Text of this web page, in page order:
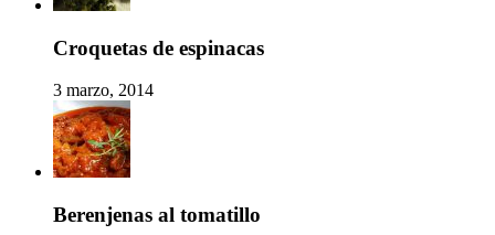
Croquetas de espinacas
3 marzo, 2014
Berenjenas al tomatillo